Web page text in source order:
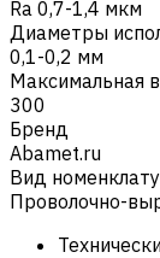
Ra 0,7-1,4 мкм
Диаметры
0,1-0,2 мм
Максимальная
300
Бренд
Abamet.ru
Вид
Проволочно-